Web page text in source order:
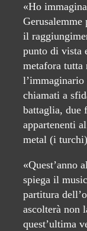
«Ho
Gerusalemme
il
punto di vista
metafora tutta
chiamati a
battaglia, due
appartenenti
metal (i
«Quest’anno
spiega il
partitura
ascolterà non
quest’ultima